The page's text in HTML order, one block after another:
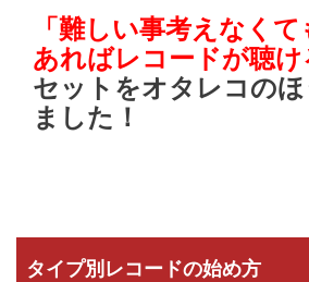
「難しい事考えなく
あればレコードが聴け
セットをオタレコの
ました！
タイプ別レコードの始め方